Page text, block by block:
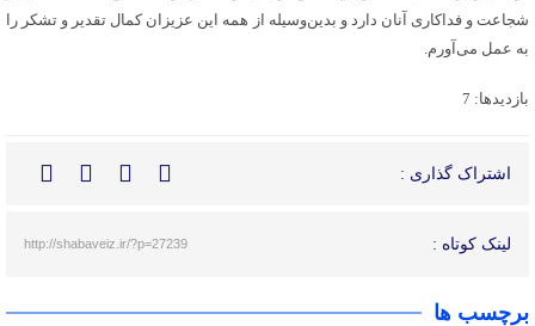
شجاعت و فداکاری آنان دارد و بدین‌وسیله از همه این عزیزان کمال تقدیر و تشکر را
به عمل می‌آورم.
بازدیدها: 7
اشتراک گذاری :
لینک کوتاه : http://shabaveiz.ir/?p=27239
برچسب ها